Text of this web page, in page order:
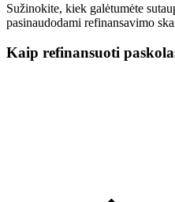
Sužinokite, kiek galėtumėte
pasinaudodami refinansavimo
Kaip refinansuoti